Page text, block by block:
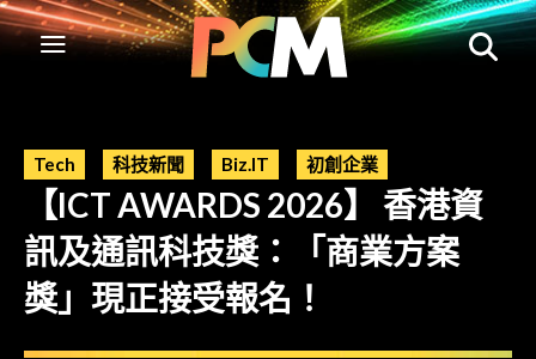
Tech 科技新聞 Biz.IT 初創企業
【ICT AWARDS 2026】 香港資
訊及通訊科技獎：「商業方案
獎」現正接受報名！